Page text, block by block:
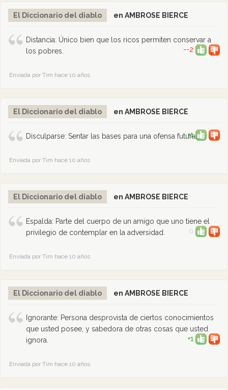
El Diccionario del diablo en AMBROSE BIERCE
Distancia: Único bien que los ricos permiten conservar a
los pobres.
--2
Enviada por Tim hace 10 años
El Diccionario del diablo en AMBROSE BIERCE
Disculparse: Sentar las bases para una ofensa futura.
+1
Enviada por Tim hace 10 años
El Diccionario del diablo en AMBROSE BIERCE
Espalda: Parte del cuerpo de un amigo que uno tiene el
privilegio de contemplar en la adversidad.
0
Enviada por Tim hace 10 años
El Diccionario del diablo en AMBROSE BIERCE
Ignorante: Persona desprovista de ciertos conocimientos
que usted posee, y sabedora de otras cosas que usted
ignora.
+1
Enviada por Tim hace 10 años